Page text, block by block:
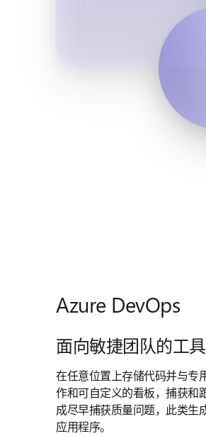
Azure DevOps
面向敏捷团队的工具
在任意位置上存储代码并与专
作和可自定义的看板，捕获和
成尽早捕获质量问题，此类生
应用程序。